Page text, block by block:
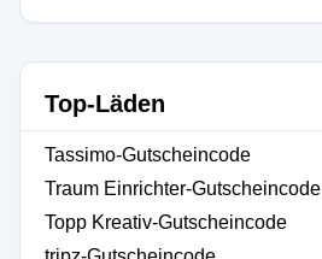
Top-Läden
Tassimo-Gutscheincode
Traum Einrichter-Gutscheincode
Topp Kreativ-Gutscheincode